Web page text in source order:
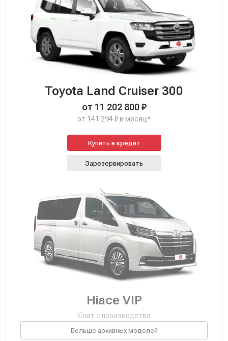
Toyota Land Cruiser 300
от 11 202 800 ₽
от 141 294 ₽ в месяц*
Купить в кредит
Зарезервировать
Hiace VIP
Снят с производства
Больше архивных моделей